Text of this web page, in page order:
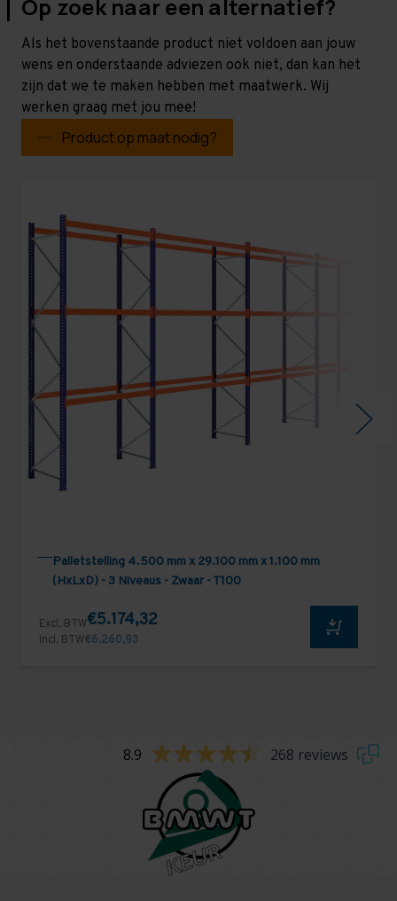
Op zoek naar een alternatief?
Als het bovenstaande product niet voldoen aan jouw
wens en onderstaande adviezen ook niet, dan kan het
zijn dat we te maken hebben met maatwerk. Wij
werken graag met jou mee!
Product op maat nodig?
Palletstelling 4.500 mm x 29.100 mm x 1.100 mm
(HxLxD) - 3 Niveaus - Zwaar - T100
Excl. BTW€5.174,32
Incl. BTW€6.260,93
8.9 268 reviews